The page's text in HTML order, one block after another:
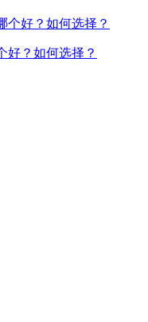
好？如何选择？